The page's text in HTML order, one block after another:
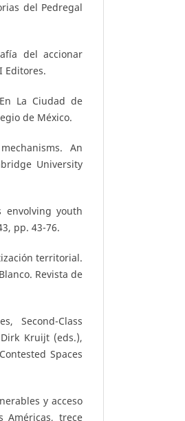
del Pedregal
del accionar
Editores.
La Ciudad de
de México.
An
University
envolving youth
pp. 43-76.
territorial.
Revista de
Second-Class
Kruijt (eds.),
Spaces
y acceso
Américas, trece